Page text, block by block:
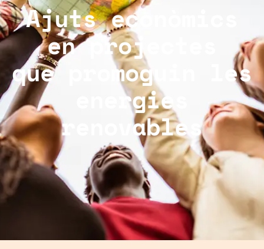
Ajuts econòmics
en projectes
que promoguin les
energies
renovables